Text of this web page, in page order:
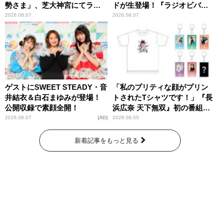
勢さま」、芝大神宮にてラン
パンプスが合格祈願！
2026.08.07
ドが生登場！『ラジオビバリ
ー昼ズ』
2026.08.07
ゲストにSWEET STEADY・音
井結衣＆白石まゆみが登場！
公開収録で素顔全開！
2026.08.07 AD
「私のプリティな顔がプリン
トされたTシャツです！」『長
浜広奈 天下無双』初の番組グ
ッズ発売
2026.08.05
新着記事をもっと見る